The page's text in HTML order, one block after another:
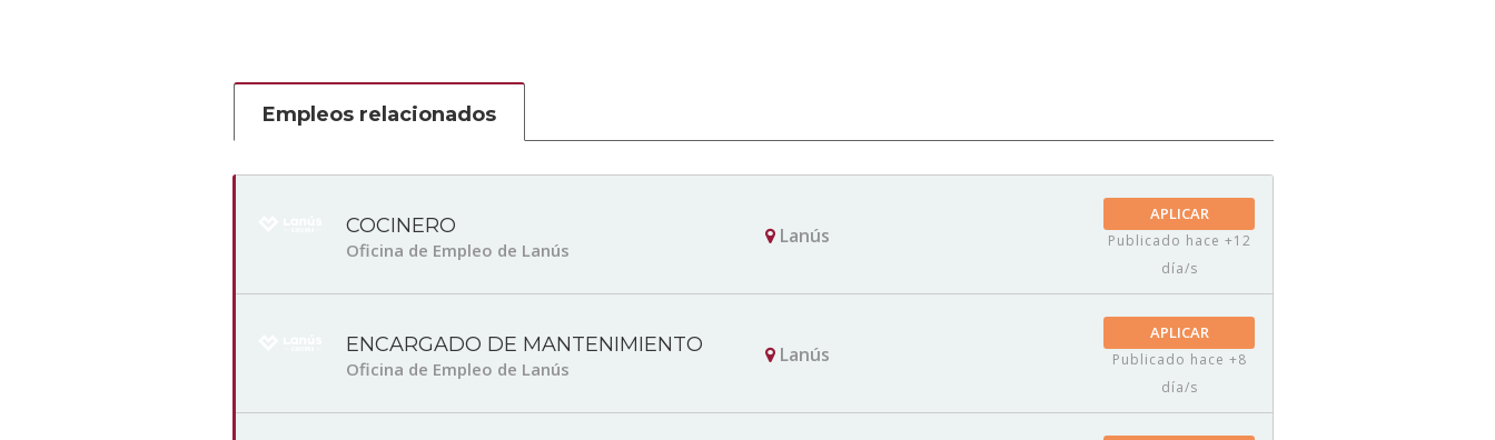
Empleos relacionados
COCINERO
Oficina de Empleo de Lanús
Lanús
APLICAR
Publicado hace +12
día/s
ENCARGADO DE MANTENIMIENTO
Oficina de Empleo de Lanús
Lanús
APLICAR
Publicado hace +8
día/s